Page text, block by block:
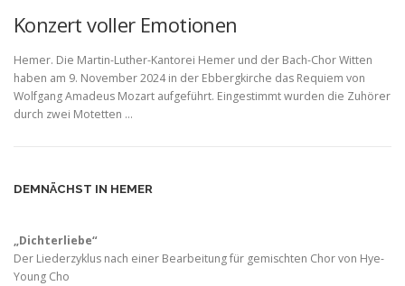
Konzert voller Emotionen
Hemer. Die Martin-Luther-Kantorei Hemer und der Bach-Chor Witten
haben am 9. November 2024 in der Ebbergkirche das Requiem von
Wolfgang Amadeus Mozart aufgeführt. Eingestimmt wurden die Zuhörer
durch zwei Motetten …
DEMNÄCHST IN HEMER
„Dichterliebe“
Der Liederzyklus nach einer Bearbeitung für gemischten Chor von Hye-
Young Cho